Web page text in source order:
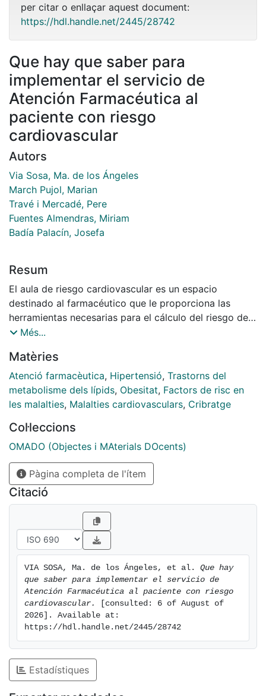
per citar o enllaçar aquest document:
https://hdl.handle.net/2445/28742
Que hay que saber para
implementar el servicio de
Atención Farmacéutica al
paciente con riesgo
cardiovascular
Autors
Via Sosa, Ma. de los Ángeles
March Pujol, Marian
Travé i Mercadé, Pere
Fuentes Almendras, Miriam
Badía Palacín, Josefa
Resum
El aula de riesgo cardiovascular es un espacio
destinado al farmacéutico que le proporciona las
herramientas necesarias para el cálculo del riesgo de
eventos cardiovasculares según las tablas Regicor o
hipertensión, dislipemias, sobrepeso y obesidad,
adicción al tabaco. En la Oficina de Farmacia, el
cálculo del riesgo cardiovascular (RCV), en prevención
primaria, permite promover estilos de vida saludables
seguimiento farmacoterapéutico personalizado, para
controlar el uso efectivo y seguro de los
medicamentos
Més...
Matèries
Atenció farmacèutica, Hipertensió, Trastorns del
metabolisme dels lípids, Obesitat, Factors de risc en
les malalties, Malalties cardiovasculars, Cribratge
Col·leccions
OMADO (Objectes i MAterials DOcents)
Pàgina completa de l'ítem
Citació
VIA SOSA, Ma. de los Ángeles, et al. Que hay
que saber para implementar el servicio de
Atención Farmacéutica al paciente con riesgo
cardiovascular.
[consulted: 6 of August of
2026]. Available at:
https://hdl.handle.net/2445/28742
Estadístiques